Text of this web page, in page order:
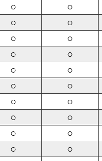
○ ○
○ ○
○ ○
○ ○
○ ○
○ ○
○ ○
○ ○
○ ○
○ ○